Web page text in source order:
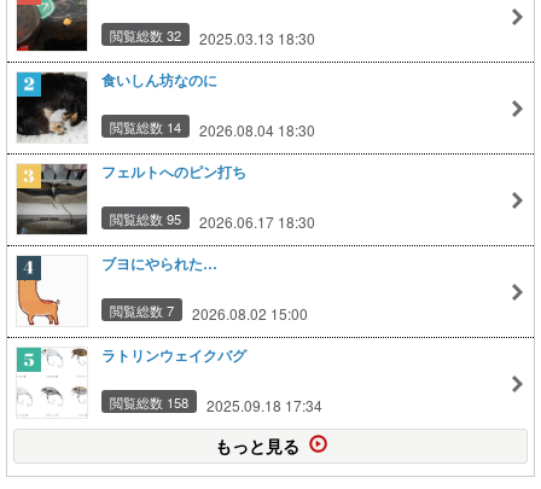
閲覧総数 32 2025.03.13 18:30
食いしん坊なのに
閲覧総数 14 2026.08.04 18:30
フェルトへのピン打ち
閲覧総数 95 2026.06.17 18:30
ブヨにやられた…
閲覧総数 7 2026.08.02 15:00
ラトリンウェイクバグ
閲覧総数 158 2025.09.18 17:34
もっと見る